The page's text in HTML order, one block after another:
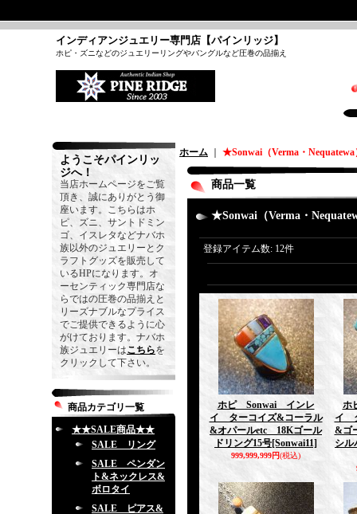
インディアンジュエリー専門店【パインリッジ】
ホピ・ズニなどのジュエリーリングやバングルなど圧巻の品揃え
ようこそパインリッ
ジへ！
当店ホームページをご覧
頂き、誠にありがとう御
座います。こちらはホ
ピ、ズニ、サントドミン
ゴ、イスレタなどナバホ
族以外のジュエリーとク
ラフトグッズを販売して
いるHPになります。オ
ーセンティック専門店な
らではの圧巻の品揃えと
リーズナブルなプライス
でご提供できるように心
がけております。ナバホ
族ジュエリーはこちらを
クリックして下さい。
商品カテゴリ一覧
★★SALE商品★★
SALE リング
SALE ペンダン
ト&ネックレス&
ボロタイ
SALE ピアス&
ホーム ★Sonwai（Verma・Nequatewa
商品一覧
★Sonwai（Verma・
登録アイテム数: 12件
ホピ Sonwai インレ
イ ターコイズ&コーラル
&オパールetc 18Kゴール
ドリング15号[Sonwai11]
999,999,999円(税込)
ホ
イ
&ゴ
シル